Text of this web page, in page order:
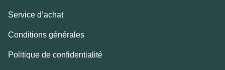
Service d’achat
Conditions générales
Politique de confidentialité